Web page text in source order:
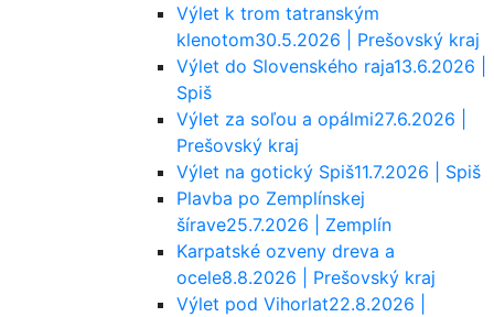
Výlet k trom tatranským
klenotom30.5.2026 | Prešovský kraj
Výlet do Slovenského raja13.6.2026 |
Spiš
Výlet za soľou a opálmi27.6.2026 |
Prešovský kraj
Výlet na gotický Spiš11.7.2026 | Spiš
Plavba po Zemplínskej
šírave25.7.2026 | Zemplín
Karpatské ozveny dreva a
ocele8.8.2026 | Prešovský kraj
Výlet pod Vihorlat22.8.2026 |